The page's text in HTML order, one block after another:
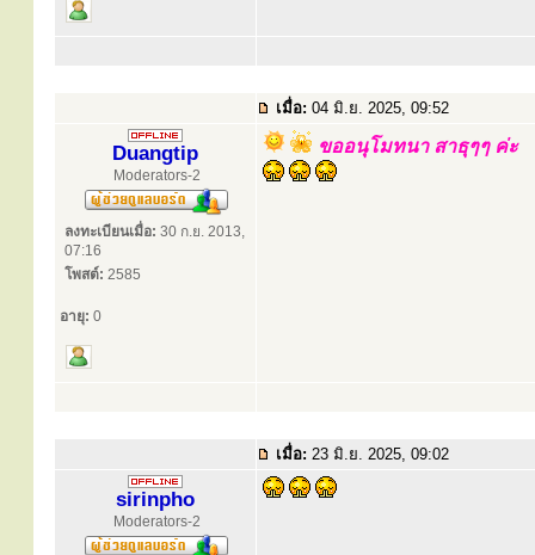
เมื่อ: 04 มิ.ย. 2025, 09:52
Duangtip
Moderators-2
ลงทะเบียนเมื่อ: 30 ก.ย. 2013,
07:16
โพสต์: 2585
อายุ: 0
ขออนุโมทนา สาธุๆๆ ค่ะ
เมื่อ: 23 มิ.ย. 2025, 09:02
sirinpho
Moderators-2